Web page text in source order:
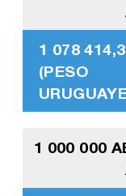
1 078
(PESO
1 000 000